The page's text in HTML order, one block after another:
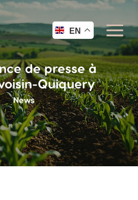
de presse à
Quiquery
News
EN